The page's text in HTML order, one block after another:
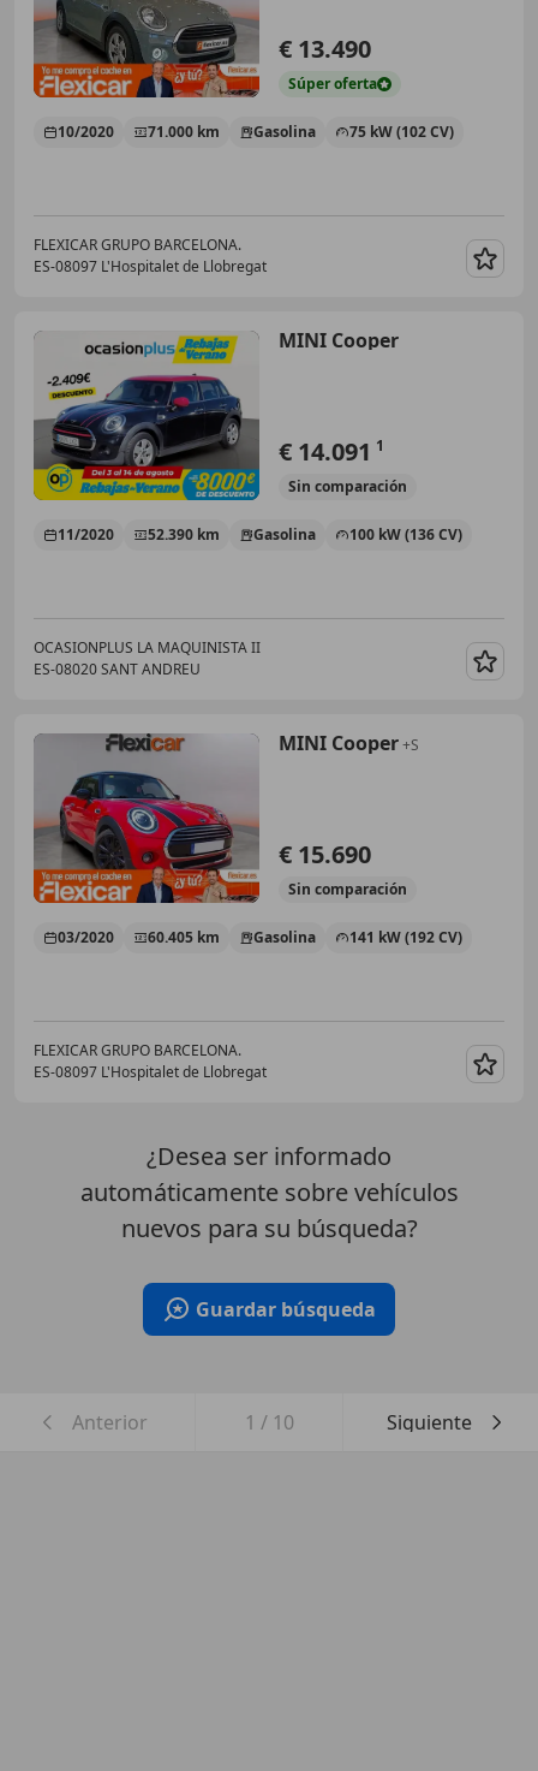
€ 13.490
Súperoferta
10/2020 71.000 km Gasolina 75 kW (102 CV)
FLEXICAR GRUPO BARCELONA.
ES-08097 L'Hospitalet de Llobregat
MINI Cooper
€ 14.091 1
Sin comparación
11/2020 52.390 km Gasolina 100 kW (136 CV)
OCASIONPLUS LA MAQUINISTA II
ES-08020 SANT ANDREU
MINI Cooper+S
€ 15.690
Sin comparación
03/2020 60.405 km Gasolina 141 kW (192 CV)
FLEXICAR GRUPO BARCELONA.
ES-08097 L'Hospitalet de Llobregat
¿Desea ser informado
automáticamente sobre vehículos
nuevos para su búsqueda?
Guardar búsqueda
Anterior 1 / 10 Siguiente